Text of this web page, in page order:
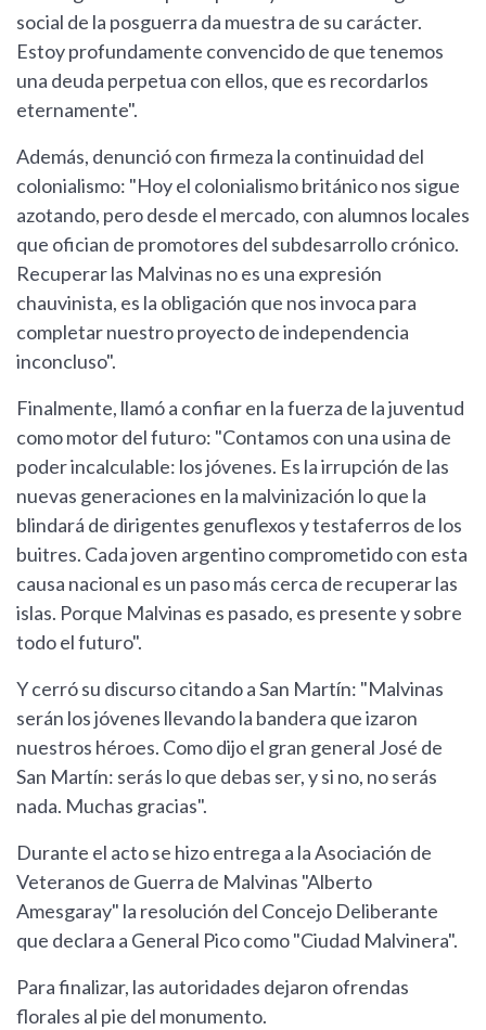
social de la posguerra da muestra de su carácter.
Estoy profundamente convencido de que tenemos
una deuda perpetua con ellos, que es recordarlos
eternamente".
Además, denunció con firmeza la continuidad del
colonialismo: "Hoy el colonialismo británico nos sigue
azotando, pero desde el mercado, con alumnos locales
que ofician de promotores del subdesarrollo crónico.
Recuperar las Malvinas no es una expresión
chauvinista, es la obligación que nos invoca para
completar nuestro proyecto de independencia
inconcluso".
Finalmente, llamó a confiar en la fuerza de la juventud
como motor del futuro: "Contamos con una usina de
poder incalculable: los jóvenes. Es la irrupción de las
nuevas generaciones en la malvinización lo que la
blindará de dirigentes genuflexos y testaferros de los
buitres. Cada joven argentino comprometido con esta
causa nacional es un paso más cerca de recuperar las
islas. Porque Malvinas es pasado, es presente y sobre
todo el futuro".
Y cerró su discurso citando a San Martín: "Malvinas
serán los jóvenes llevando la bandera que izaron
nuestros héroes. Como dijo el gran general José de
San Martín: serás lo que debas ser, y si no, no serás
nada. Muchas gracias".
Durante el acto se hizo entrega a la Asociación de
Veteranos de Guerra de Malvinas "Alberto
Amesgaray" la resolución del Concejo Deliberante
que declara a General Pico como "Ciudad Malvinera".
Para finalizar, las autoridades dejaron ofrendas
florales al pie del monumento.